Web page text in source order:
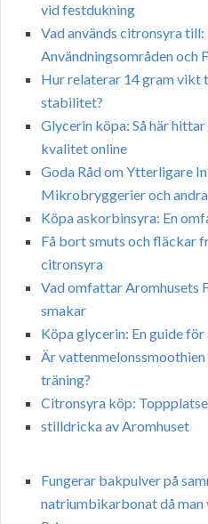
vid festdukning
Vad används citronsyra
Användningsområden och
Hur relaterar 14 gram vikt
stabilitet?
Glycerin köpa: Så här
kvalitet online
Goda Råd om Ytterligare
Mikrobryggerier och
Köpa askorbinsyra: En
Få bort smuts och fläckar
citronsyra
Vad omfattar Aromhusets
smakar
Köpa glycerin: En guide
Är
träning?
Citronsyra köp:
stilldricka av Aromhuset
Fungerar bakpulver på
natriumbikarbonat då man